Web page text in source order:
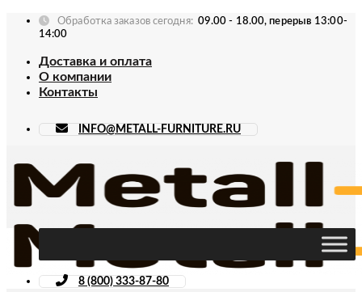
Skip
Обработка заказов сегодня: 09.00 - 18.00, перерыв 13:00-
14:00
Доставка и оплата
О компании
Контакты
INFO@METALL-FURNITURE.RU
8 (800) 333-87-80